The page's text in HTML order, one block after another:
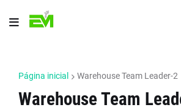
Página inicial Warehouse Team Leader-2
Warehouse Team